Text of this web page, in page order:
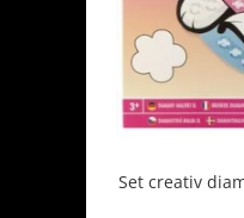
Set creativ